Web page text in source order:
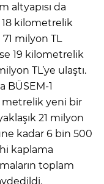
altyapısı da
18 kilometrelik
milyon TL
19 kilometrelik
TL’ye ulaştı.
BÜSEM-1
metrelik yeni bir
21 milyon
kadar 6 bin 500
kaplama
toplam